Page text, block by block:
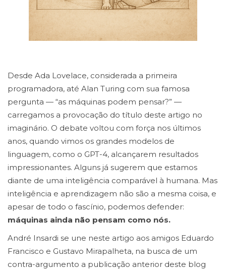
Desde Ada Lovelace, considerada a primeira
programadora, até Alan Turing com sua famosa
pergunta — “as máquinas podem pensar?” —
carregamos a provocação do título deste artigo no
imaginário. O debate voltou com força nos últimos
anos, quando vimos os grandes modelos de
linguagem, como o GPT-4, alcançarem resultados
impressionantes. Alguns já sugerem que estamos
diante de uma inteligência comparável à humana. Mas
inteligência e aprendizagem não são a mesma coisa, e
apesar de todo o fascínio, podemos defender:
máquinas ainda não pensam como nós.
André Insardi se une neste artigo aos amigos Eduardo
Francisco e Gustavo Mirapalheta, na busca de um
contra-argumento a publicação anterior deste blog